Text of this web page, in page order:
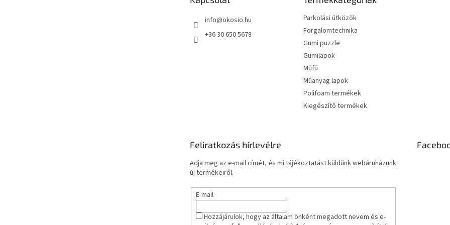
info@okosio.hu
+36 30 650 5678
Parkolási ütközők
Forgalomtechnika
Gumi puzzle
Gumilapok
Műfű
Műanyag lapok
Polifoam termékek
Kiegészítő termékek
Feliratkozás hírlevélre
Adja meg az e-mail címét, és mi tájékoztatást küldünk webáruházunk
új termékeiről.
E-mail
Hozzájárulok, hogy az általam önként megadott nevem és e-